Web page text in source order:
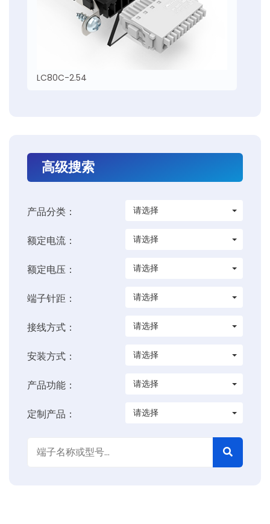
LC80C-2.54
高级搜索
产品分类： 请选择
额定电流： 请选择
额定电压： 请选择
端子针距： 请选择
接线方式： 请选择
安装方式： 请选择
产品功能： 请选择
定制产品： 请选择